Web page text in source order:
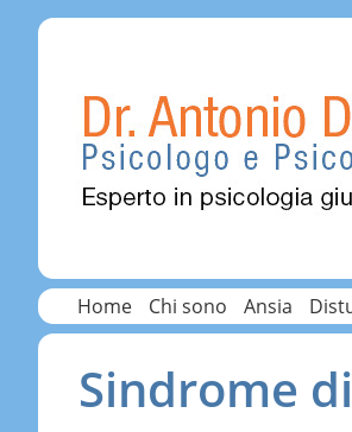
Home Chi sono Ansia
Sindrome